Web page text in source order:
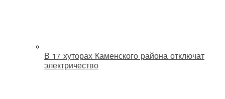
В 17 хуторах Каменского района отключат
электричество